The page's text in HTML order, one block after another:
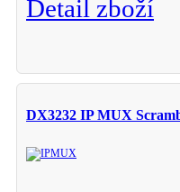
Detail zboží
DX3232 IP MUX